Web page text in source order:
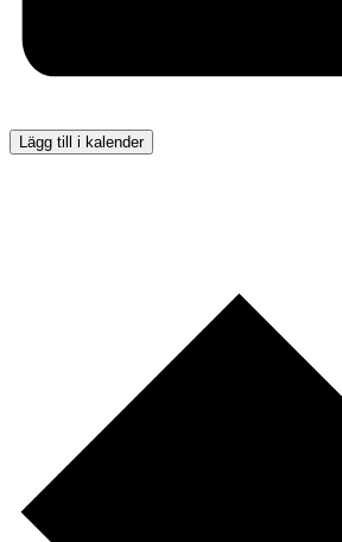
Lägg till i kalender